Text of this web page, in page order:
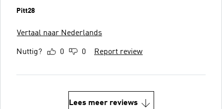
Pitt28
Vertaal naar Nederlands
Nuttig? 0 0 Report review
Lees meer reviews